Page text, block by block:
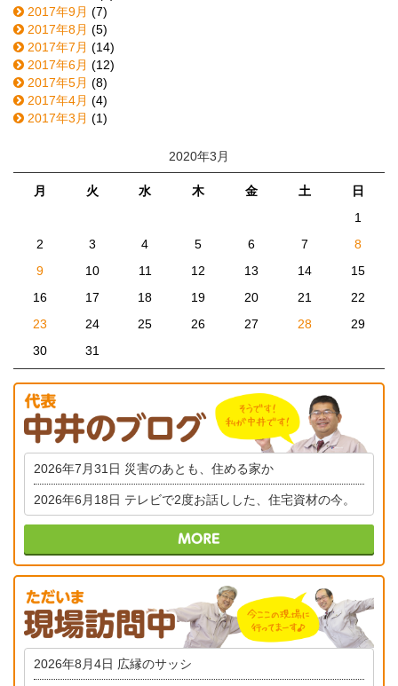
2017年9月 (7)
2017年8月 (5)
2017年7月 (14)
2017年6月 (12)
2017年5月 (8)
2017年4月 (4)
2017年3月 (1)
2020年3月
月 火 水 木 金 土
日
1
2
3 4 5 6 7
8
9
10 11 12 13 14
15
16
17 18 19 20 21
22
23
24 25 26 27 28
29
30
31
2026年7月31日 災害のあとも、住める家か
2026年6月18日 テレビで2度お話しした、住宅資材の今。
2026年8月4日 広縁のサッシ